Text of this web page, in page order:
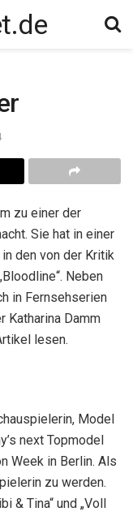
zu einer der
Sie hat in einer
den von der Kritik
Neben
in Fernsehserien
Katharina Damm
lesen.
Model
next Topmodel
Week in Berlin. Als
zu werden.
& Tina“ und „Voll